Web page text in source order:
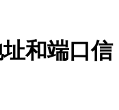
和端口信